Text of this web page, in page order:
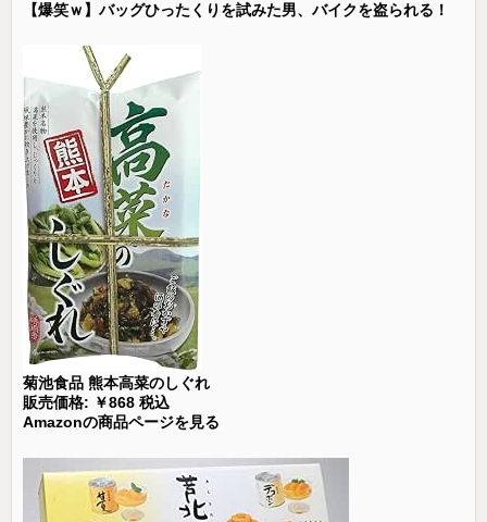
【爆笑ｗ】バッグひったくりを試みた男、バイクを盗られる！
菊池食品 熊本高菜のしぐれ
販売価格: ￥868 税込
Amazonの商品ページを見る